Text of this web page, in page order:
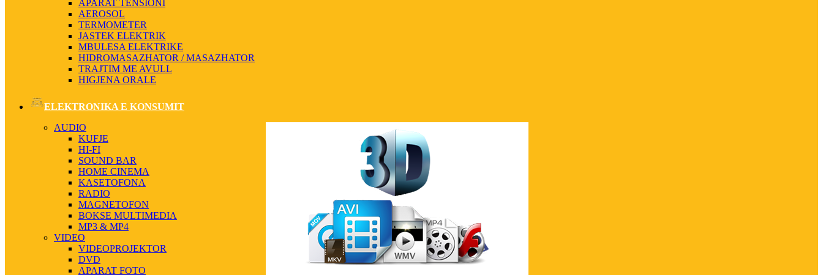
APARAT TENSIONI
AEROSOL
TERMOMETER
JASTEK ELEKTRIK
MBULESA ELEKTRIKE
HIDROMASAZHATOR / MASAZHATOR
TRAJTIM ME AVULL
HIGJENA ORALE
ELEKTRONIKA E KONSUMIT
AUDIO
KUFJE
HI-FI
SOUND BAR
HOME CINEMA
KASETOFONA
RADIO
MAGNETOFON
BOKSE MULTIMEDIA
MP3 & MP4
VIDEO
VIDEOPROJEKTOR
DVD
APARAT FOTO